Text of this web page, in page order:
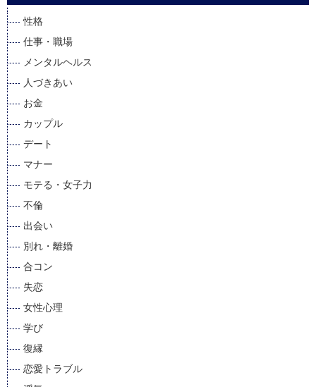
性格
仕事・職場
メンタルヘルス
人づきあい
お金
カップル
デート
マナー
モテる・女子力
不倫
出会い
別れ・離婚
合コン
失恋
女性心理
学び
復縁
恋愛トラブル